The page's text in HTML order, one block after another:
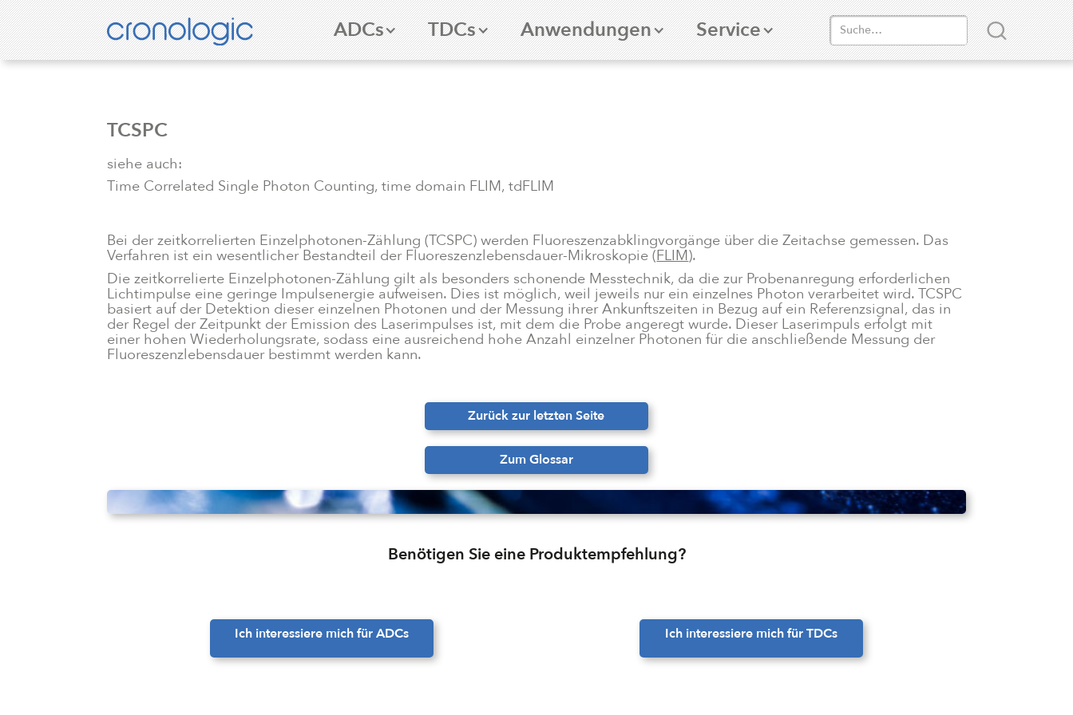
ADCs TDCs Anwendungen Service
TCSPC
siehe auch:
Time Correlated Single Photon Counting, time domain FLIM, tdFLIM
Bei der zeitkorrelierten Einzelphotonen-Zählung (TCSPC) werden Fluoreszenzabklingvorgänge über die Zeitachse gemessen. Das
Verfahren ist ein wesentlicher Bestandteil der Fluoreszenzlebensdauer-Mikroskopie (FLIM).
Die zeitkorrelierte Einzelphotonen-Zählung gilt als besonders schonende Messtechnik, da die zur Probenanregung erforderlichen
Lichtimpulse eine geringe Impulsenergie aufweisen. Dies ist möglich, weil jeweils nur ein einzelnes Photon verarbeitet wird. TCSPC
basiert auf der Detektion dieser einzelnen Photonen und der Messung ihrer Ankunftszeiten in Bezug auf ein Referenzsignal, das in
der Regel der Zeitpunkt der Emission des Laserimpulses ist, mit dem die Probe angeregt wurde. Dieser Laserimpuls erfolgt mit
einer hohen Wiederholungsrate, sodass eine ausreichend hohe Anzahl einzelner Photonen für die anschließende Messung der
Fluoreszenzlebensdauer bestimmt werden kann.
Zurück zur letzten Seite
Zum Glossar
Benötigen Sie eine Produktempfehlung?
Ich interessiere mich für ADCs Ich interessiere mich für TDCs